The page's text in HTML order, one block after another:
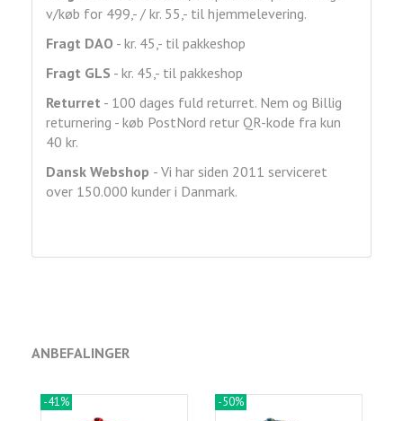
v/køb for 499,- / kr. 55,- til hjemmelevering.
Fragt DAO - kr. 45,- til pakkeshop
Fragt GLS - kr. 45,- til pakkeshop
Returret - 100 dages fuld returret. Nem og Billig
returnering - køb PostNord retur QR-kode fra kun
40 kr.
Dansk Webshop - Vi har siden 2011 serviceret
over 150.000 kunder i Danmark.
ANBEFALINGER
-41% -50%